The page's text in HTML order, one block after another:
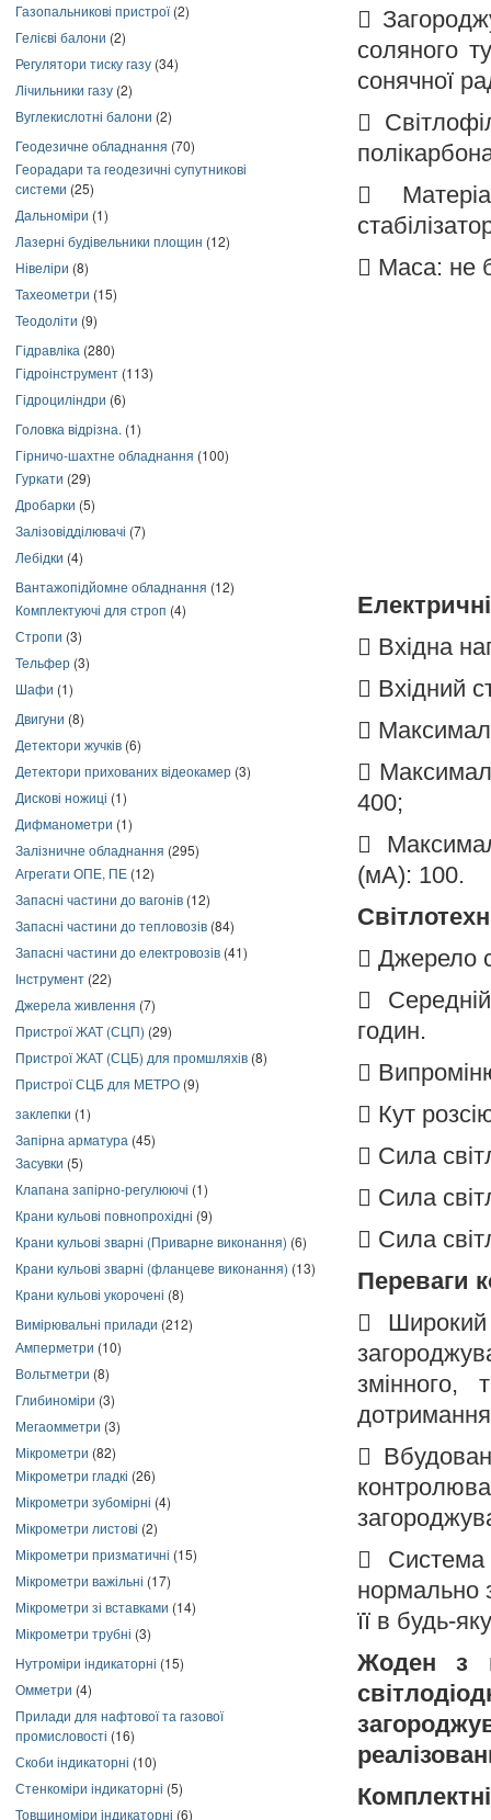
Газопальникові пристрої(2)
Гелієві балони (2)
Регулятори тиску газу (34)
Лічильники газу (2)
Вуглекислотні балони (2)
Геодезичне обладнання (70)
Георадари та геодезичні супутникові
системи (25)
Дальноміри (1)
Лазерні будівельники площин (12)
Нівеліри (8)
Тахеометри (15)
Теодоліти (9)
Гідравліка (280)
Гідроінструмент (113)
Гідроциліндри (6)
Головка відрізна. (1)
Гірничо-шахтне обладнання (100)
Гуркати (29)
Дробарки (5)
Залізовідділювачі (7)
Лебідки (4)
Вантажопідйомне обладнання (12)
Комплектуючі для строп (4)
Стропи (3)
Тельфер (3)
Шафи (1)
Двигуни (8)
Детектори жучків (6)
Детектори прихованих відеокамер (3)
Дискові ножиці (1)
Дифманометри (1)
Залізничне обладнання (295)
Агрегати ОПЕ, ПЕ (12)
Запасні частини до вагонів (12)
Запасні частини до тепловозів (84)
Запасні частини до електровозів (41)
Інструмент (22)
Джерела живлення (7)
Пристрої ЖАТ (СЦП) (29)
Пристрої ЖАТ (СЦБ) для промшляхів (8)
Пристрої СЦБ для МЕТРО (9)
заклепки (1)
Запірна арматура (45)
Засувки (5)
Клапана запірно-регулюючі (1)
Крани кульові повнопрохідні (9)
Крани кульові зварні (Приварне виконання) (6)
Крани кульові зварні (фланцеве виконання) (13)
Крани кульові укорочені (8)
Вимірювальні прилади (212)
Амперметри (10)
Вольтметри (8)
Глибиноміри (3)
Мегаомметри (3)
Мікрометри (82)
Мікрометри гладкі (26)
Мікрометри зубомірні (4)
Мікрометри листові (2)
Мікрометри призматичні (15)
Мікрометри важільні (17)
Мікрометри зі вставками (14)
Мікрометри трубні (3)
Нутроміри індикаторні (15)
Омметри (4)
Прилади для нафтової та газової
промисловості (16)
Скоби індикаторні (10)
Стенкоміри індикаторні (5)
Товщиноміри індикаторні (6)

соляного
сонячної


 Маса: не
 Вхідна
 Вхідний


400;

(мА): 100.
 Джерело

годин.

 Кут
 Сила
 Сила
 Сила
Переваги

змінного,

 Система
нормально
її в будь-
Жоден з